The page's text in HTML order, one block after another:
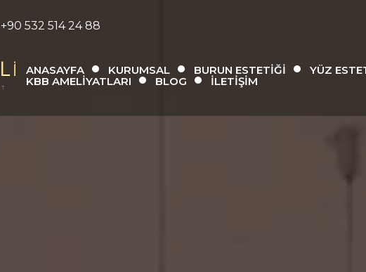
+90 532 514 24 88
ANASAYFA KURUMSAL BURUN ESTETIĞI YÜZ
KBB AMELIYATLARI
BLOG İLETIŞIM